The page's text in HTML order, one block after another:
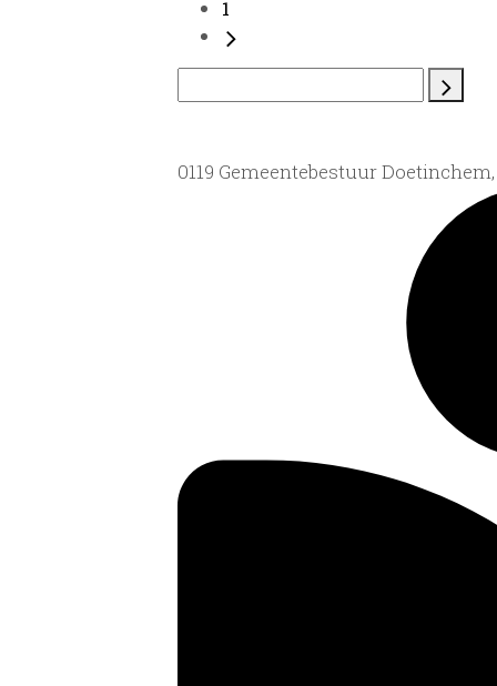
1
0119 Gemeentebestuur